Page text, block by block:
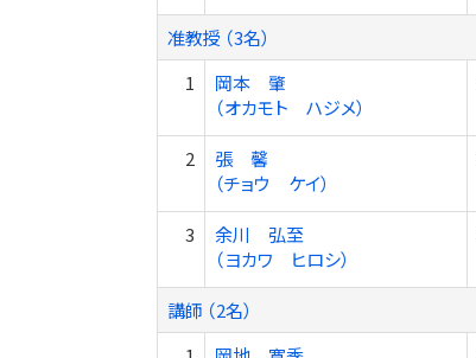
准教授 （3名）
1
岡本 肇
（オカモト ハジメ）
2
張 馨
（チョウ ケイ）
3
余川 弘至
（ヨカワ ヒロシ）
講師 （2名）